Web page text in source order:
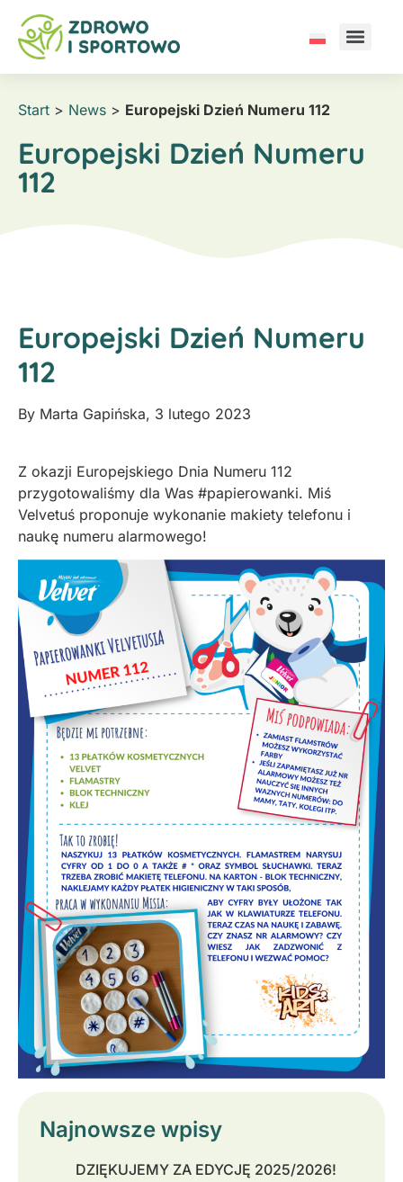
Start > News > Europejski Dzień Numeru 112
Europejski Dzień Numeru
112
Europejski Dzień Numeru
112
By Marta Gapińska, 3 lutego 2023
Z okazji Europejskiego Dnia Numeru 112
przygotowaliśmy dla Was #papierowanki. Miś
Velvetuś proponuje wykonanie makiety telefonu i
naukę numeru alarmowego!
Najnowsze wpisy
DZIĘKUJEMY ZA EDYCJĘ 2025/2026!